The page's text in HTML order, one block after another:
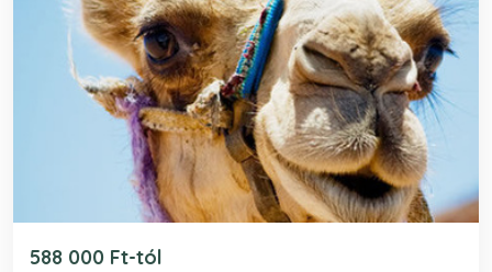
588 000 Ft-tól